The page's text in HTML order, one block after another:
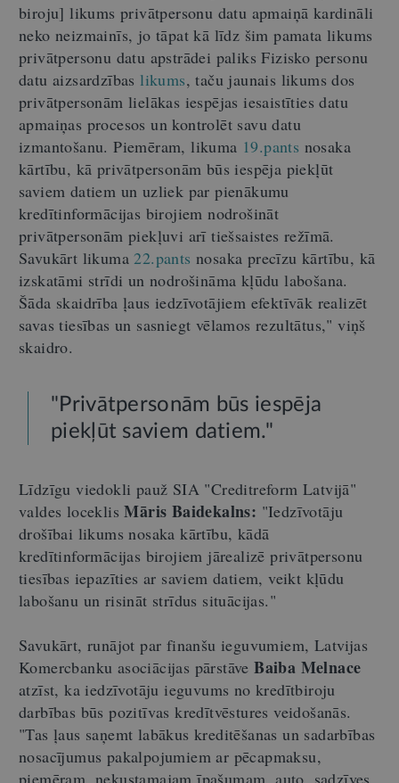
biroju] likums privātpersonu datu apmaiņā kardināli
neko neizmainīs, jo tāpat kā līdz šim pamata likums
privātpersonu datu apstrādei paliks Fizisko personu
datu aizsardzībaslikums, taču jaunais likums dos
privātpersonām lielākas iespējas iesaistīties datu
apmaiņas procesos un kontrolēt savu datu
izmantošanu. Piemēram, likuma 19.pants nosaka
kārtību, kā privātpersonām būs iespēja piekļūt
saviem datiem un uzliek par pienākumu
kredītinformācijas birojiem nodrošināt
privātpersonām piekļuvi arī tiešsaistes režīmā.
Savukārt likuma22.pants nosaka precīzu kārtību, kā
izskatāmi strīdi un nodrošināma kļūdu labošana.
Šāda skaidrība ļaus iedzīvotājiem efektīvāk realizēt
savas tiesības un sasniegt vēlamos rezultātus," viņš
skaidro.
"Privātpersonām būs iespēja
piekļūt saviem datiem."
Līdzīgu viedokli pauž SIA "Creditreform Latvijā"
valdes loceklis Māris Baidekalns: "Iedzīvotāju
drošībai likums nosaka kārtību, kādā
kredītinformācijas birojiem jārealizē privātpersonu
tiesības iepazīties ar saviem datiem, veikt kļūdu
labošanu un risināt strīdus situācijas."
Savukārt, runājot par finanšu ieguvumiem, Latvijas
Komercbanku asociācijas pārstāveBaiba Melnace
atzīst, ka iedzīvotāju ieguvums no kredītbiroju
darbības būs pozitīvas kredītvēstures veidošanās.
"Tas ļaus saņemt labākus kreditēšanas un sadarbības
nosacījumus pakalpojumiem ar pēcapmaksu,